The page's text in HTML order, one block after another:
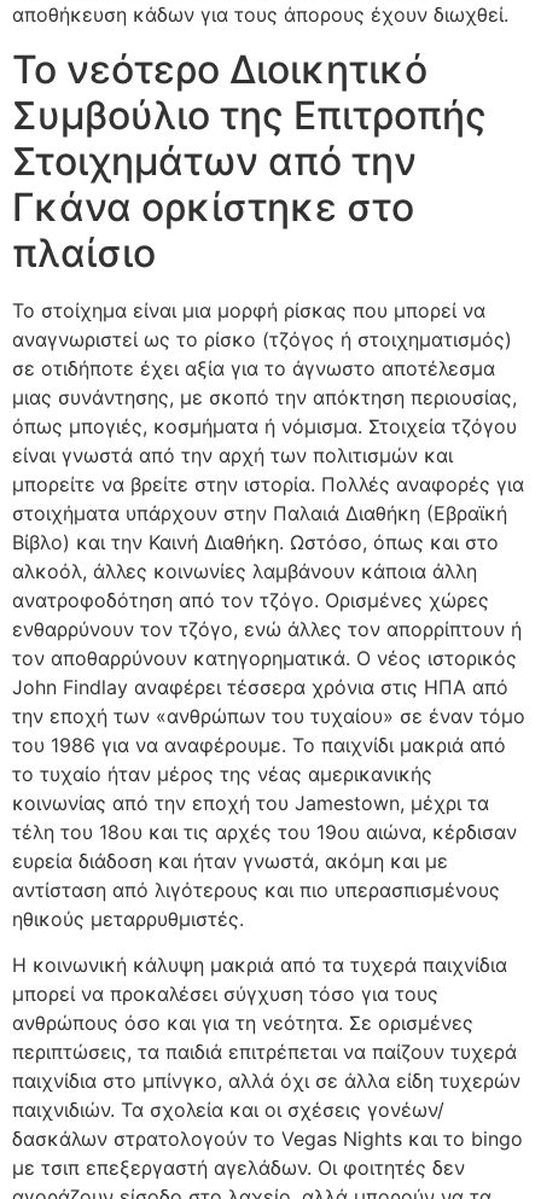
αποθήκευση κάδων για τους άπορους έχουν διωχθεί.
Το νεότερο Διοικητικό
Συμβούλιο της Επιτροπής
Στοιχημάτων από την
Γκάνα ορκίστηκε στο
πλαίσιο
Το στοίχημα είναι μια μορφή ρίσκας που μπορεί να
αναγνωριστεί ως το ρίσκο (τζόγος ή στοιχηματισμός)
σε οτιδήποτε έχει αξία για το άγνωστο αποτέλεσμα
μιας συνάντησης, με σκοπό την απόκτηση περιουσίας,
όπως μπογιές, κοσμήματα ή νόμισμα. Στοιχεία τζόγου
είναι γνωστά από την αρχή των πολιτισμών και
μπορείτε να βρείτε στην ιστορία. Πολλές αναφορές για
στοιχήματα υπάρχουν στην Παλαιά Διαθήκη (Εβραϊκή
Βίβλο) και την Καινή Διαθήκη. Ωστόσο, όπως και στο
αλκοόλ, άλλες κοινωνίες λαμβάνουν κάποια άλλη
ανατροφοδότηση από τον τζόγο. Ορισμένες χώρες
ενθαρρύνουν τον τζόγο, ενώ άλλες τον απορρίπτουν ή
τον αποθαρρύνουν κατηγορηματικά. Ο νέος ιστορικός
John Findlay αναφέρει τέσσερα χρόνια στις ΗΠΑ από
την εποχή των «ανθρώπων του τυχαίου» σε έναν τόμο
του 1986 για να αναφέρουμε. Το παιχνίδι μακριά από
το τυχαίο ήταν μέρος της νέας αμερικανικής
κοινωνίας από την εποχή του Jamestown, μέχρι τα
τέλη του 18ου και τις αρχές του 19ου αιώνα, κέρδισαν
ευρεία διάδοση και ήταν γνωστά, ακόμη και με
αντίσταση από λιγότερους και πιο υπερασπισμένους
ηθικούς μεταρρυθμιστές.
Η κοινωνική κάλυψη μακριά από τα τυχερά παιχνίδια
μπορεί να προκαλέσει σύγχυση τόσο για τους
ανθρώπους όσο και για τη νεότητα. Σε ορισμένες
περιπτώσεις, τα παιδιά επιτρέπεται να παίζουν τυχερά
παιχνίδια στο μπίνγκο, αλλά όχι σε άλλα είδη τυχερών
παιχνιδιών. Τα σχολεία και οι σχέσεις γονέων/
δασκάλων στρατολογούν το Vegas Nights και το bingo
με τσιπ επεξεργαστή αγελάδων. Οι φοιτητές δεν